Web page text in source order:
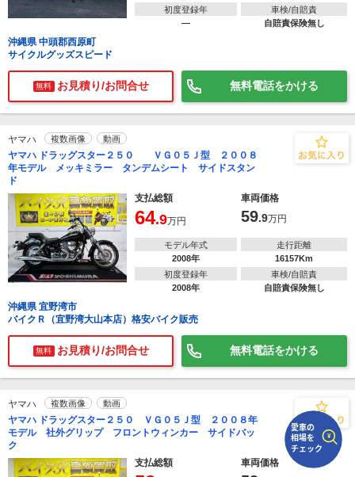
初度登録年
―
車検/自賠責
自賠責保険無し
沖縄県 中頭郡西原町
サイクルグッズスピード
無料 お見積り/お問合せ 無料電話をかける
ヤマハ 複数画像 動画
ヤマハ ドラッグスター２５０ ＶＧ０５Ｊ型 ２００８
年モデル メッキミラー タンデムシート サイドスタン
ド
支払総額
車両価格
64.9万円 59.9万円
モデル年式
2008年
走行距離
16157Km
初度登録年
2008年
車検/自賠責
自賠責保険無し
沖縄県 宜野湾市
バイクＲ（宜野湾大山本店）格安バイク販売
無料 お見積り/お問合せ 無料電話をかける
ヤマハ 複数画像 動画
ヤマハ ドラッグスター２５０ ＶＧ０５Ｊ型 ２００８年
モデル 社外グリップ フロントウィンカー サイドバッ
ク
支払総額
車両価格
で
相場をチェック！
車種選択するだけ、かんたん相場検索
まずはメーカーを選択する
車種
走行距離(任意)